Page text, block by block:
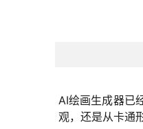
AI绘画生成器已
观，还是从卡通